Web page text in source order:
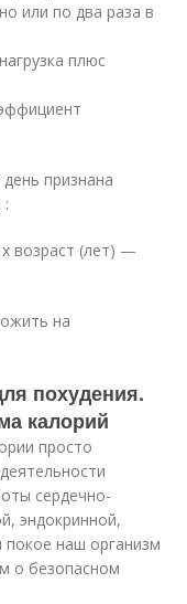
или по два раза в
плюс
признана
возраст (лет) —
на
похудения.
калорий
просто
сердечно-
эндокринной,
наш организм
о безопасном